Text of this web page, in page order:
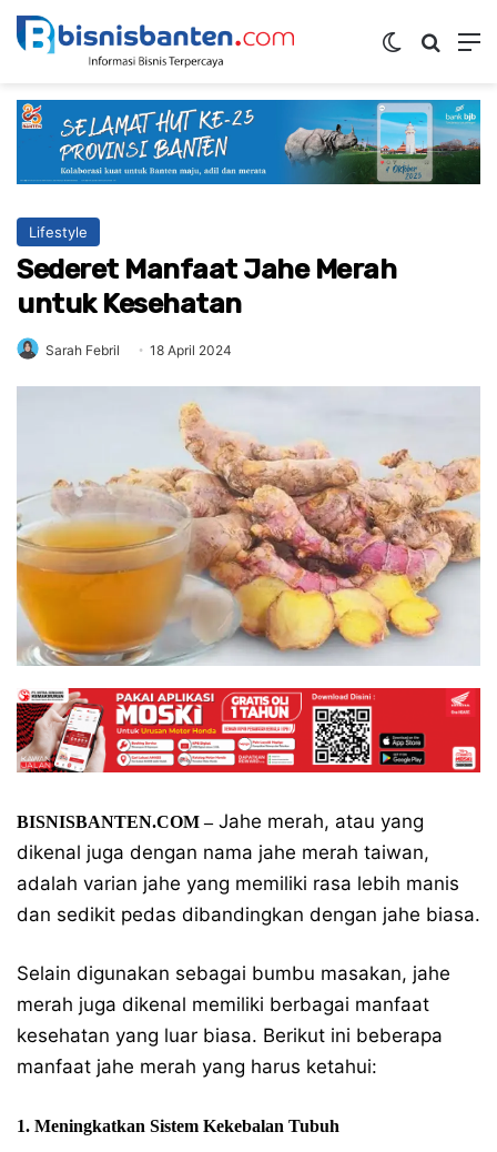
Switch skin
Lifestyle
Sederet Manfaat Jahe Merah
untuk Kesehatan
Sarah Febril 18 April 2024
BISNISBANTEN.COM –Jahe merah, atau yang
dikenal juga dengan nama jahe merah taiwan,
adalah varian jahe yang memiliki rasa lebih manis
dan sedikit pedas dibandingkan dengan jahe biasa.
Selain digunakan sebagai bumbu masakan, jahe
merah juga dikenal memiliki berbagai manfaat
kesehatan yang luar biasa. Berikut ini beberapa
manfaat jahe merah yang harus ketahui:
1. Meningkatkan Sistem Kekebalan Tubuh